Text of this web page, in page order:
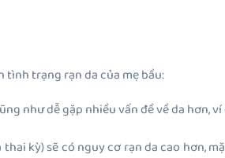
tình trạng rạn da của mẹ bầu:
như dễ gặp nhiều vấn đề về da hơn,
kỳ) sẽ có nguy cơ rạn da cao hơn,